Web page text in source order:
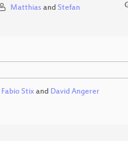
Matthiasand Stefan
Fabio Stixand David Angerer